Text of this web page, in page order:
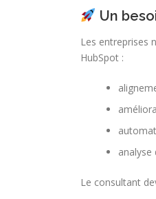
Un
Les entreprises
HubSpot :
Le consultant